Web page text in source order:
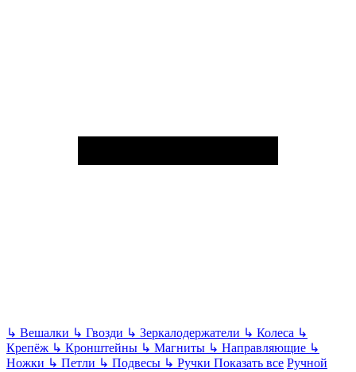
↳ Вешалки ↳ Гвозди ↳ Зеркалодержатели ↳ Колеса ↳
Крепёж ↳ Кронштейны ↳ Магниты ↳ Направляющие ↳
Ножки ↳ Петли ↳ Подвесы ↳ Ручки Показать все Ручной